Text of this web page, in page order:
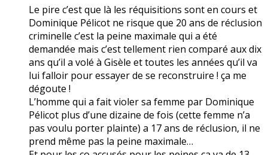
Le pire c’est que là les réquisitions sont en cours et
Dominique Pélicot ne risque que 20 ans de réclusion
criminelle c’est la peine maximale qui a été
demandée mais c’est tellement rien comparé aux dix
ans qu’il a volé à Gisèle et toutes les années qu’il va
lui falloir pour essayer de se reconstruire ! ça me
dégoute !
L’homme qui a fait violer sa femme par Dominique
Pélicot plus d’une dizaine de fois (cette femme n’a
pas voulu porter plainte) a 17 ans de réclusion, il ne
prend même pas la peine maximale…